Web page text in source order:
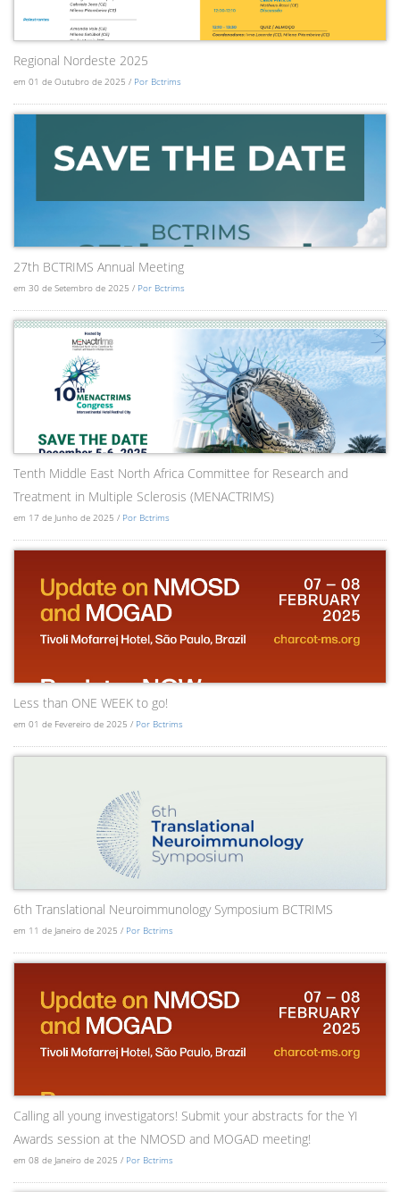
Regional Nordeste 2025
em 01 de Outubro de 2025 / Por Bctrims
27th BCTRIMS Annual Meeting
em 30 de Setembro de 2025 / Por Bctrims
Tenth Middle East North Africa Committee for Research and
Treatment in Multiple Sclerosis (MENACTRIMS)
em 17 de Junho de 2025 / Por Bctrims
Less than ONE WEEK to go!
em 01 de Fevereiro de 2025 / Por Bctrims
6th Translational Neuroimmunology Symposium BCTRIMS
em 11 de Janeiro de 2025 / Por Bctrims
Calling all young investigators! Submit your abstracts for the YI
Awards session at the NMOSD and MOGAD meeting!
em 08 de Janeiro de 2025 / Por Bctrims